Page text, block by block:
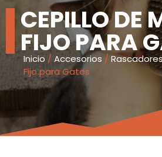
CEPILLO DE
FIJO PARA
Inicio / Accesorios /
Fijo para Gatos